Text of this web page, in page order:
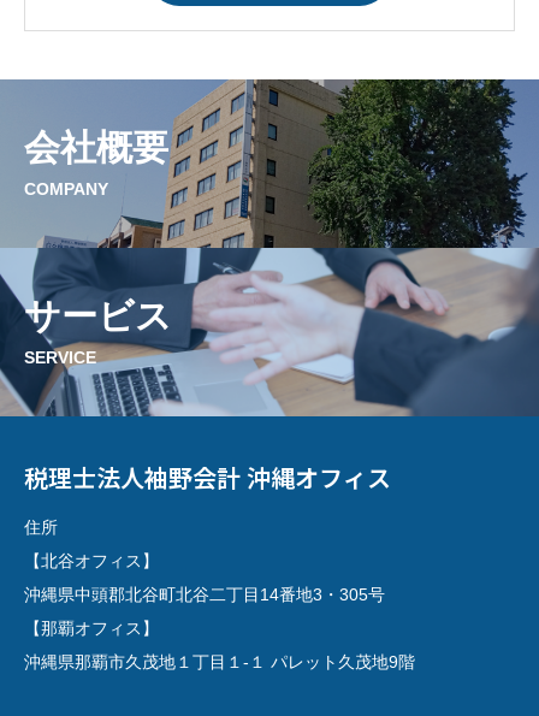
会社概要
COMPANY
サービス
SERVICE
税理士法人袖野会計 沖縄オフィス
住所
【北谷オフィス】
沖縄県中頭郡北谷町北谷二丁目14番地3・305号
【那覇オフィス】
沖縄県那覇市久茂地１丁目１-１ パレット久茂地9階